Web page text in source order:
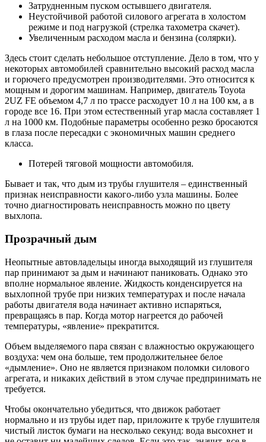
Затрудненным пуском остывшего двигателя.
Неустойчивой работой силового агрегата в холостом
режиме и под нагрузкой (стрелка тахометра скачет).
Увеличенным расходом масла и бензина (солярки).
Здесь стоит сделать небольшое отступление. Дело в том, что у
некоторых автомобилей сравнительно высокий расход масла
и горючего предусмотрен производителями. Это относится к
мощным и дорогим машинам. Например, двигатель Toyota
2UZ FE объемом 4,7 л по трассе расходует 10 л на 100 км, а в
городе все 16. При этом естественный угар масла составляет 1
л на 1000 км. Подобные параметры особенно резко бросаются
в глаза после пересадки с экономичных машин среднего
класса.
Потерей тяговой мощности автомобиля.
Бывает и так, что дым из трубы глушителя – единственный
признак неисправности какого-либо узла машины. Более
точно диагностировать неисправность можно по цвету
выхлопа.
Прозрачный дым
Неопытные автовладельцы иногда выходящий из глушителя
пар принимают за дым и начинают паниковать. Однако это
вполне нормальное явление. Жидкость конденсируется на
выхлопной трубе при низких температурах и после начала
работы двигателя вода начинает активно испаряться,
превращаясь в пар. Когда мотор нагреется до рабочей
температуры, «явление» прекратится.
Объем выделяемого пара связан с влажностью окружающего
воздуха: чем она больше, тем продолжительнее белое
«дымление». Оно не является признаком поломки силового
агрегата, и никаких действий в этом случае предпринимать не
требуется.
Чтобы окончательно убедиться, что движок работает
нормально и из трубы идет пар, приложите к трубе глушителя
чистый листок бумаги на несколько секунд: вода высохнет и